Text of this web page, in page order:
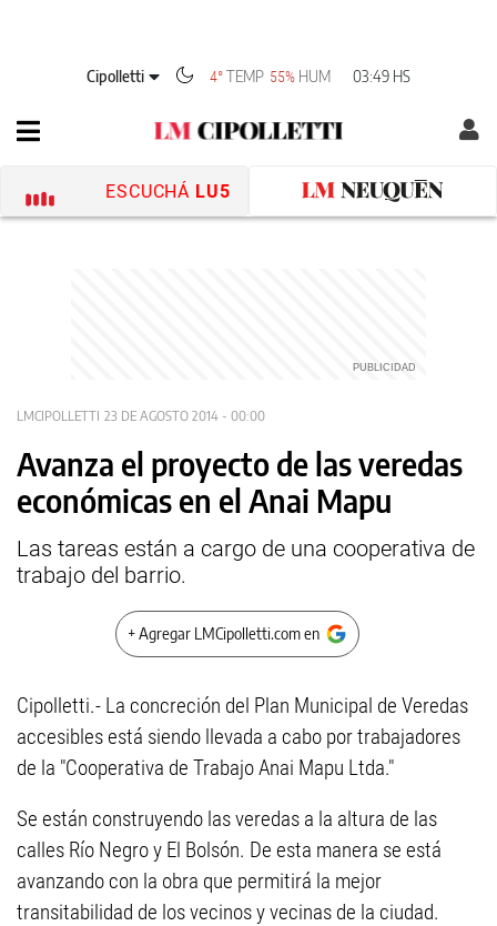
Cipolletti 4°TEMP 55% HUM 03:49 HS
ESCUCHÁ LU5
LMCIPOLLETTI 23 DE AGOSTO 2014 - 00:00
Avanza el proyecto de las veredas
económicas en el Anai Mapu
Las tareas están a cargo de una cooperativa de
trabajo del barrio.
+ Agregar LMCipolletti.com en
Cipolletti.- La concreción del Plan Municipal de Veredas
accesibles está siendo llevada a cabo por trabajadores
de la "Cooperativa de Trabajo Anai Mapu Ltda."
Se están construyendo las veredas a la altura de las
calles Río Negro y El Bolsón. De esta manera se está
avanzando con la obra que permitirá la mejor
transitabilidad de los vecinos y vecinas de la ciudad.